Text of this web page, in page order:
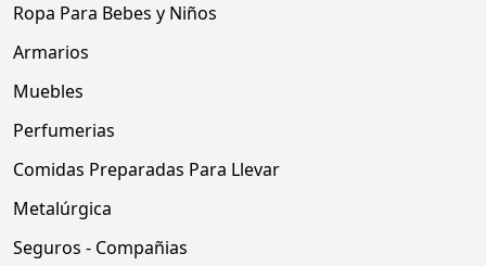
Ropa Para Bebes y Niños
Armarios
Muebles
Perfumerias
Comidas Preparadas Para Llevar
Metalúrgica
Seguros - Compañias